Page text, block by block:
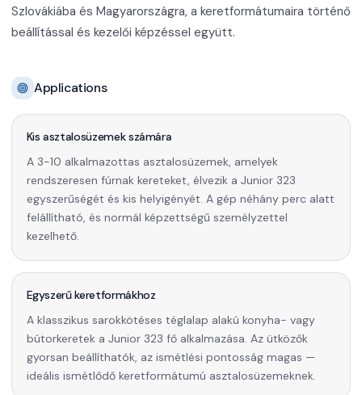
Szlovákiába és Magyarországra, a keretformátumaira történő
beállítással és kezelői képzéssel együtt.
Applications
Kis asztalosüzemek számára
A 3-10 alkalmazottas asztalosüzemek, amelyek
rendszeresen fúrnak kereteket, élvezik a Junior 323
egyszerűségét és kis helyigényét. A gép néhány perc alatt
felállítható, és normál képzettségű személyzettel
kezelhető.
Egyszerű keretformákhoz
A klasszikus sarokkötéses téglalap alakú konyha- vagy
bútorkeretek a Junior 323 fő alkalmazása. Az ütközők
gyorsan beállíthatók, az ismétlési pontosság magas —
ideális ismétlődő keretformátumú asztalosüzemeknek.